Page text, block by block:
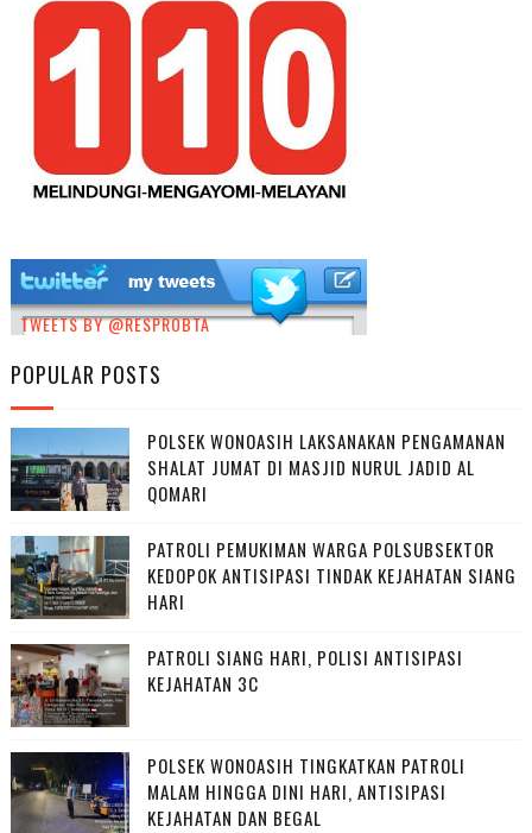
TWEETS BY @RESPROBTA
POPULAR POSTS
POLSEK WONOASIH LAKSANAKAN PENGAMANAN
SHALAT JUMAT DI MASJID NURUL JADID AL
QOMARI
PATROLI PEMUKIMAN WARGA POLSUBSEKTOR
KEDOPOK ANTISIPASI TINDAK KEJAHATAN SIANG
HARI
PATROLI SIANG HARI, POLISI ANTISIPASI
KEJAHATAN 3C
POLSEK WONOASIH TINGKATKAN PATROLI
MALAM HINGGA DINI HARI, ANTISIPASI
KEJAHATAN DAN BEGAL